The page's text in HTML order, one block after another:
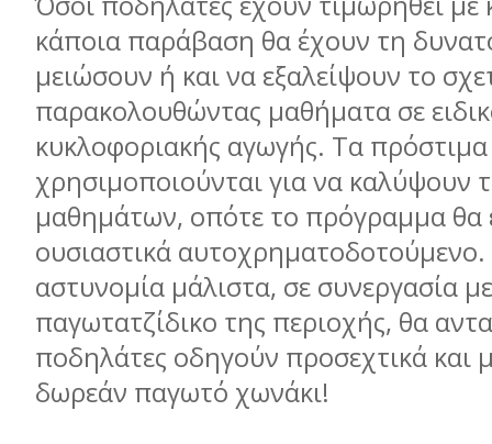
κάποια παράβαση θα έχουν τη
μειώσουν ή και να εξαλείψουν το
παρακολουθώντας μαθήματα σε
κυκλοφοριακής αγωγής. Τα
χρησιμοποιούνται για να καλύψουν
μαθημάτων, οπότε το πρόγραμμα θα
ουσιαστικά
αστυνομία μάλιστα, σε συνεργασία
παγωτατζίδικο της περιοχής, θα
ποδηλάτες οδηγούν προσεχτικά και
δωρεάν παγωτό χωνάκι!